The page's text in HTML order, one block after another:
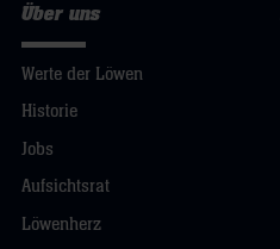
Über uns
Werte der Löwen
Historie
Jobs
Aufsichtsrat
Löwenherz